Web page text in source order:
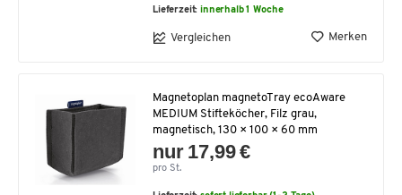
Lieferzeit:innerhalb 1 Woche
Vergleichen Merken
Magnetoplan magnetoTray ecoAware
MEDIUM Stifteköcher, Filz grau,
magnetisch, 130 × 100 × 60 mm
nur 17,99 €
pro St.